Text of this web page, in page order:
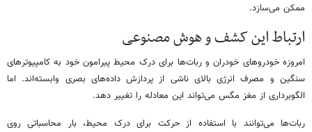
ممکن می‌سازد.
ارتباط این کشف و هوش مصنوعی
امروزه خودروهای خودران و ربات‌ها برای درک محیط پیرامون خود به کامپیوترهای
سنگین و مصرف انرژی بالای ناشی از پردازش داده‌های بصری وابسته‌اند. اما
الگوبرداری از مغز مگس می‌تواند این معادله را تغییر دهد.
ربات‌ها می‌توانند با استفاده از حرکت برای درک محیط، بار محاسباتی روی